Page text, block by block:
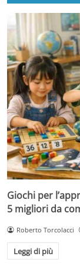
Giochi per
5 migliori da
Roberto Torcolacci
Leggi di più